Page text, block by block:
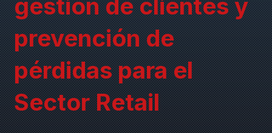
gestión de clientes y
prevención de
pérdidas para el
Sector Retail